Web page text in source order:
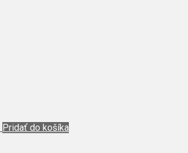
Pridať do košíka